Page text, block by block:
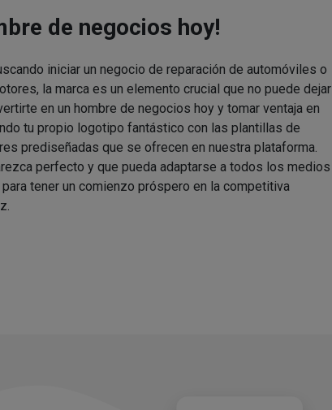
de negocios hoy!
iniciar un negocio de reparación de automóviles o
la marca es un elemento crucial que no puede dejar
en un hombre de negocios hoy y tomar ventaja en
tu propio logotipo fantástico con las plantillas de
prediseñadas que se ofrecen en nuestra plataforma.
perfecto y que pueda adaptarse a todos los medios
tener un comienzo próspero en la competitiva